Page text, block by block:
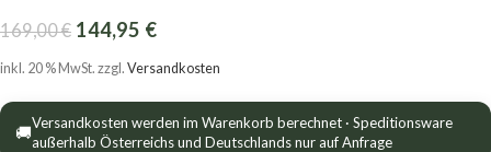
169,00€ 144,95 €
inkl. 20 % MwSt. zzgl. Versandkosten
🚚Versandkosten werden im Warenkorb berechnet · Speditionsware
außerhalb Österreichs und Deutschlands nur auf Anfrage